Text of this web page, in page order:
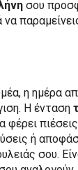
σου
να
η ημέρα
Η ένταση
φέρει
ή
σου.